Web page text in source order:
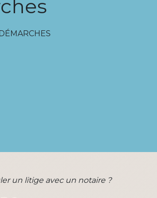
un litige avec un notaire ?